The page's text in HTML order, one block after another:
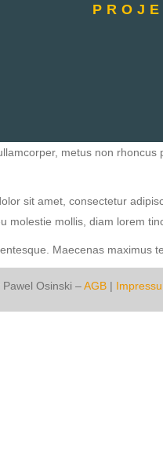
metus non
sit amet, consectetur
mollis, diam lorem
Maecenas maximus
Osinski –AGB|